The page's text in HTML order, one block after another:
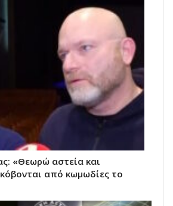
«Θεωρώ αστεία και
από κωμωδίες το